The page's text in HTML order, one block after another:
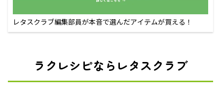
レタスクラブ編集部員が本音で選んだアイテムが買える！
ラクレシピならレタスクラブ